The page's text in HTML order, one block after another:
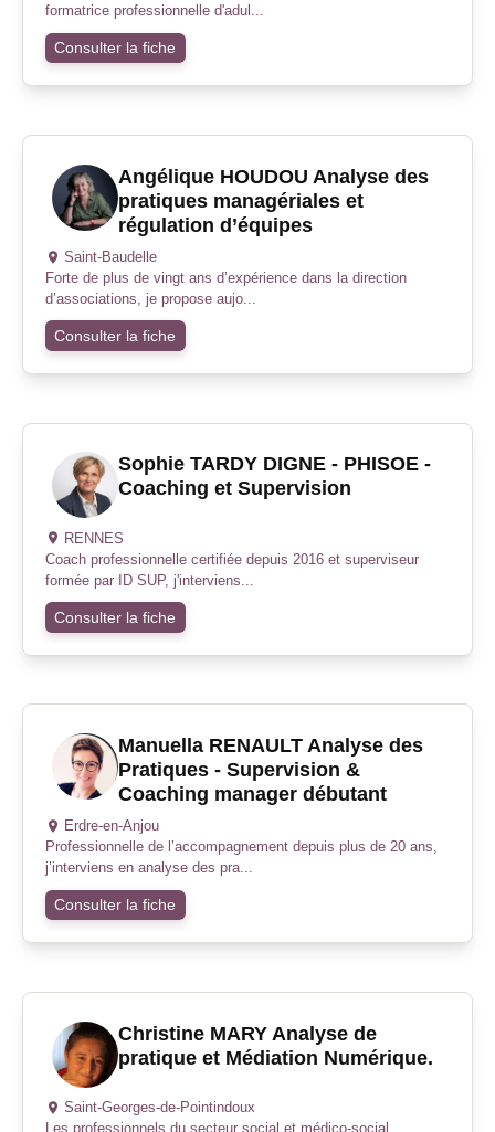
formatrice professionnelle d'adul...
Consulter la fiche
Angélique HOUDOU Analyse des
pratiques managériales et
régulation d’équipes
Saint-Baudelle
Forte de plus de vingt ans d’expérience dans la direction
d’associations, je propose aujo...
Consulter la fiche
Sophie TARDY DIGNE - PHISOE -
Coaching et Supervision
RENNES
Coach professionnelle certifiée depuis 2016 et superviseur
formée par ID SUP, j'interviens...
Consulter la fiche
Manuella RENAULT Analyse des
Pratiques - Supervision &
Coaching manager débutant
Erdre-en-Anjou
Professionnelle de l’accompagnement depuis plus de 20 ans,
j’interviens en analyse des pra...
Consulter la fiche
Christine MARY Analyse de
pratique et Médiation Numérique.
Saint-Georges-de-Pointindoux
Les professionnels du secteur social et médico-social